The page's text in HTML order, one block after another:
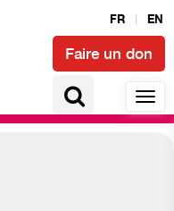
FR EN
Faire un don